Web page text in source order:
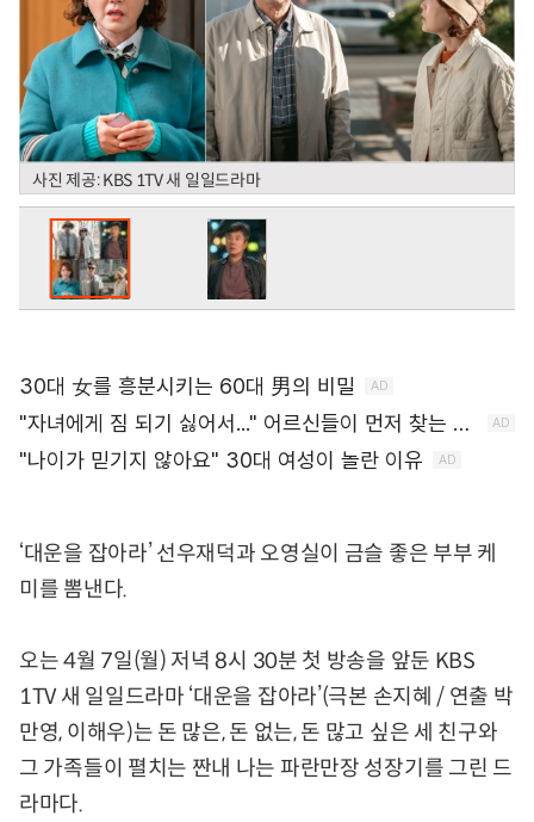
사진 제공: KBS 1TV 새 일일드라마
‘대운을 잡아라’ 선우재덕과 오영실이 금슬 좋은 부부 케
미를 뽐낸다.
오는 4월 7일(월) 저녁 8시 30분 첫 방송을 앞둔 KBS
1TV 새 일일드라마 ‘대운을 잡아라’(극본 손지혜 / 연출 박
만영, 이해우)는 돈 많은, 돈 없는, 돈 많고 싶은 세 친구와
그 가족들이 펼치는 짠내 나는 파란만장 성장기를 그린 드
라마다.